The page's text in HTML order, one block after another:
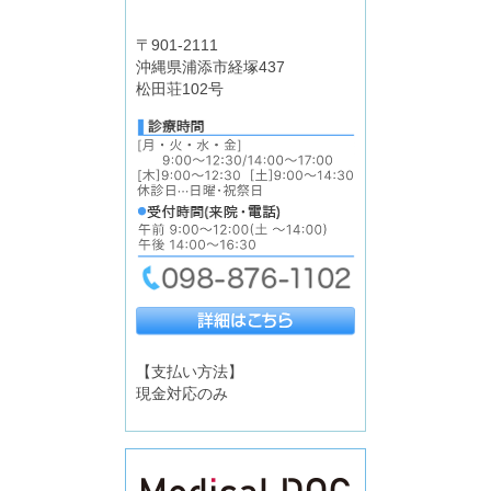
〒901-2111
沖縄県浦添市経塚437
松田荘102号
【支払い方法】
現金対応のみ